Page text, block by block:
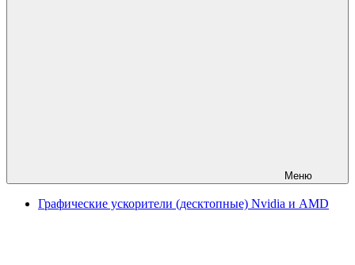
Меню
Графические ускорители (десктопные) Nvidia и AMD